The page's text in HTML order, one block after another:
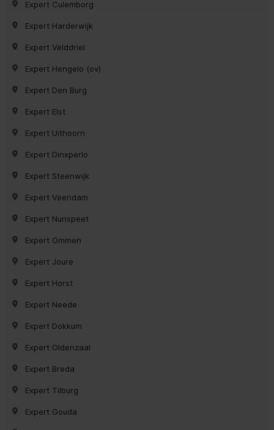
Expert Culemborg
Expert Harderwijk
Expert Velddriel
Expert Hengelo (ov)
Expert Den Burg
Expert Elst
Expert Uithoorn
Expert Dinxperlo
Expert Steenwijk
Expert Veendam
Expert Nunspeet
Expert Ommen
Expert Joure
Expert Horst
Expert Neede
Expert Dokkum
Expert Oldenzaal
Expert Breda
Expert Tilburg
Expert Gouda